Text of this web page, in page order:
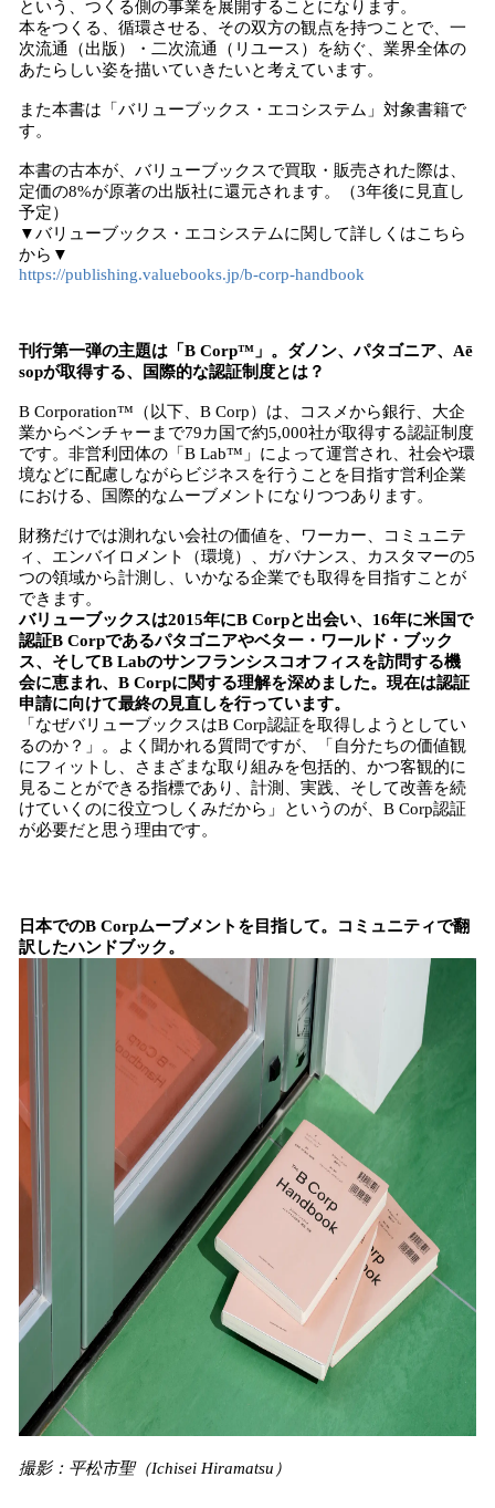
という、つくる側の事業を展開することになります。
本をつくる、循環させる、その双方の観点を持つことで、一
次流通（出版）・二次流通（リユース）を紡ぐ、業界全体の
あたらしい姿を描いていきたいと考えています。
また本書は「バリューブックス・エコシステム」対象書籍で
す。
本書の古本が、バリューブックスで買取・販売された際は、
定価の8%が原著の出版社に還元されます。（3年後に見直し
予定）
▼バリューブックス・エコシステムに関して詳しくはこちら
から▼
https://publishing.valuebooks.jp/b-corp-handbook
刊行第一弾の主題は「B Corp™️」。ダノン、パタゴニア、Aē
sopが取得する、国際的な認証制度とは？
B Corporation™️（以下、B Corp）は、コスメから銀行、大企
業からベンチャーまで79カ国で約5,000社が取得する認証制度
です。非営利団体の「B Lab™️」によって運営され、社会や環
境などに配慮しながらビジネスを行うことを目指す営利企業
における、国際的なムーブメントになりつつあります。
財務だけでは測れない会社の価値を、​​ワーカー、コミュニテ
ィ、エンバイロメント（環境）、ガバナンス、カスタマーの5
つの領域から計測し、いかなる企業でも取得を目指すことが
できます。
バリューブックスは2015年にB Corpと出会い、16年に米国で
認証B Corpであるパタゴニアやベター・ワールド・ブック
ス、そしてB Labのサンフランシスコオフィスを訪問する機
会に恵まれ、B Corpに関する理解を深めました。現在は認証
申請に向けて最終の見直しを行っています。
「なぜバリューブックスはB Corp認証を取得しようとしてい
るのか？」。よく聞かれる質問ですが、「自分たちの価値観
にフィットし、さまざまな取り組みを包括的、かつ客観的に
見ることができる指標であり、計測、実践、そして改善を続
けていくのに役立つしくみだから」というのが、B Corp認証
が必要だと思う理由です。
日本でのB Corpムーブメントを目指して。コミュニティで翻
訳したハンドブック。
撮影：平松市聖（Ichisei Hiramatsu）